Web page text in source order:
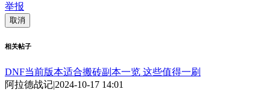
举报
取消
相关帖子
DNF当前版本适合搬砖副本一览 这些值得一刷
阿拉德战记|2024-10-17 14:01